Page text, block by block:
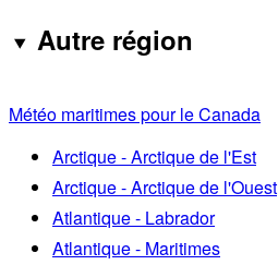
Autre région
Météo maritimes pour le Canada
Arctique - Arctique de l'Est
Arctique - Arctique de l'Ouest
Atlantique - Labrador
Atlantique - Maritimes